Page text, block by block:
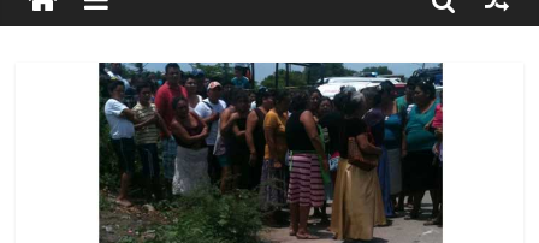
Alertan pescadores de Juchitán, Oaxaca de nuevo despojo de su
Pescadores y comuneros ikoots detienen la extracción ilegal de
material pétreo de gravera Oyamel